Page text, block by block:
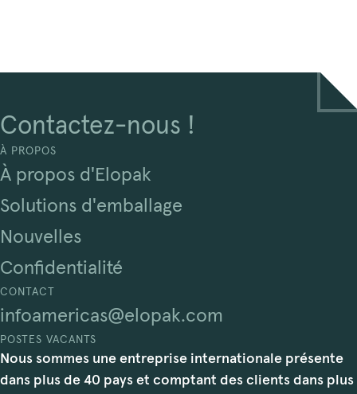
Contactez-nous !
À PROPOS
À propos d'Elopak
Solutions d'emballage
Nouvelles
Confidentialité
CONTACT
infoamericas@elopak.com
POSTES VACANTS
Nous sommes une entreprise internationale présente
dans plus de 40 pays et comptant des clients dans plus